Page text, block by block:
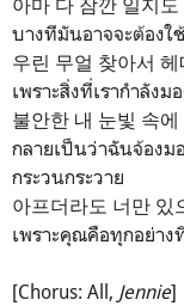
บางทีมันอาจจะต้องใ
우린 무얼 찾아서
เพราะสิ่งที่เรากำลัง
불안한 내 눈빛 속
กลายเป็นว่าฉันจ้อง
กระวนกระวาย
아프더라도 너만 있
เพราะคุณคือทุกอย่า
[Chorus: All, Jennie]